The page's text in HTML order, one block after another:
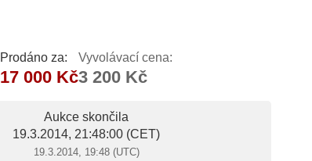
Prodáno za:
17 000 Kč
Vyvolávací cena:
3 200 Kč
Aukce skončila
19.3.2014, 21:48:00 (CET)
19.3.2014, 19:48 (UTC)